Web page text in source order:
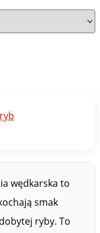
wędkarska to
smak
ryby. To